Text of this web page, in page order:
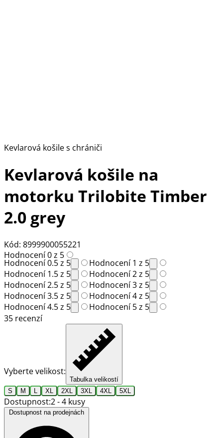
Kevlarová košile s chrániči
Kevlarová košile na
motorku Trilobite Timber
2.0 grey
Kód: 8999900055221
Hodnocení 0 z 5
Hodnocení 0.5 z 5
Hodnocení 1 z 5
Hodnocení 1.5 z 5
Hodnocení 2 z 5
Hodnocení 2.5 z 5
Hodnocení 3 z 5
Hodnocení 3.5 z 5
Hodnocení 4 z 5
Hodnocení 4.5 z 5
Hodnocení 5 z 5
35 recenzí
Vyberte velikost:
Tabulka velikostí
S
M XL 2XL 3XL 4XL 5XL
Dostupnost:2 - 4 kusy